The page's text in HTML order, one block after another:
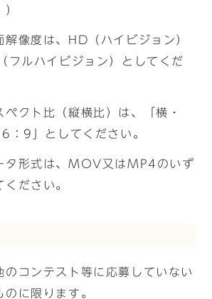
解像度は、HD（ハイビジョン）
フルハイビジョン）としてくだ
ペクト比（縦横比）は、「横・
：9」としてください。
タ形式は、MOV又はMP4のいず
ください。
のコンテスト等に応募していない
のに限ります。